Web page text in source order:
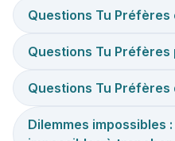
Questions Tu Préfères
Questions Tu Préfères
Questions Tu Préfères
Dilemmes impossibles